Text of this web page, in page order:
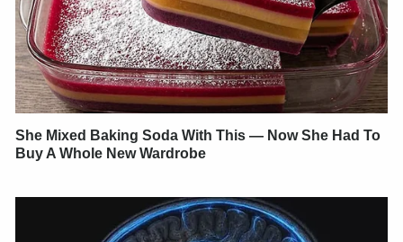
She Mixed Baking Soda With This — Now She Had To
Buy A Whole New Wardrobe